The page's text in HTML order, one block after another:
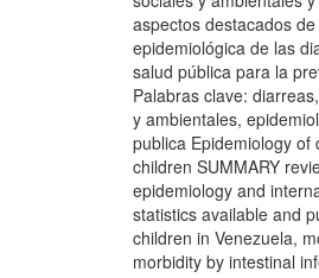
aspectos destacados
epidemiológica de las
salud pública para la
Palabras clave:
y ambientales,
publica Epidemiology of
children SUMMARY
epidemiology and
statistics available and
children in Venezuela,
morbidity by intestinal